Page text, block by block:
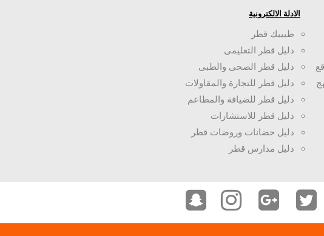
الادلة الالكترونية
طبيبك قطر
دليل قطر التعليمى
دليل قطر الصحى والطبى
دليل قطر للتجارة والمقاولات
دليل قطر للضيافة والمطاعم
دليل قطر للاستشارات
دليل حضانات وروضات قطر
دليل مدارس قطر